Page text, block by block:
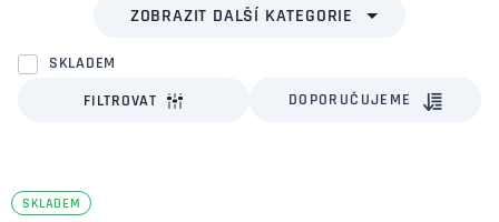
SKLADEM
FILTROVAT DOPORUČUJEME
SKLADEM